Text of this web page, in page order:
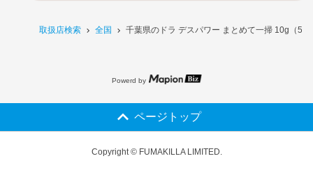
取扱店検索 全国 千葉県のドラ デスパワー まとめて一掃 10g（
Powerd by
ページトップ
Copyright © FUMAKILLA LIMITED.